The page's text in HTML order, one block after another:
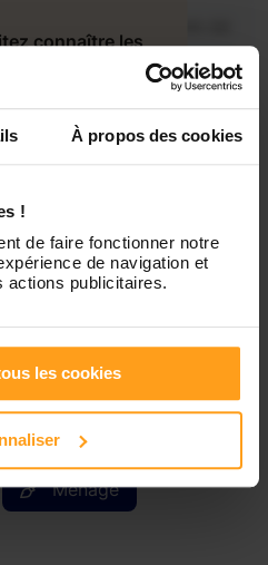
À propos des cookies
!
de faire fonctionner notre
de navigation et
actions publicitaires.
les cookies
de 00:00 à 00:00
de 00:00 à 00:00
connaître les
nous
Ménage